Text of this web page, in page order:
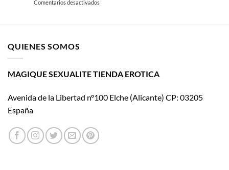
al
Comentarios desactivadosen
convierte
íntima
QUIENES SOMOS
MAGIQUE SEXUALITE TIENDA EROTICA
Avenida de la Libertad nº100 Elche (Alicante) CP: 03205
España